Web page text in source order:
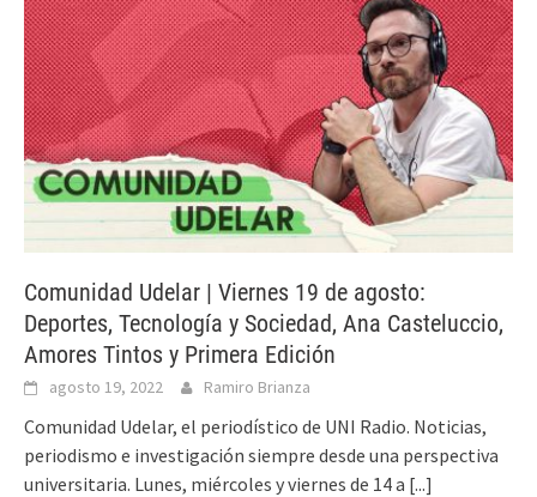
Comunidad Udelar | Viernes 19 de agosto:
Deportes, Tecnología y Sociedad, Ana Casteluccio,
Amores Tintos y Primera Edición
agosto 19, 2022 Ramiro Brianza
Comunidad Udelar, el periodístico de UNI Radio. Noticias,
periodismo e investigación siempre desde una perspectiva
universitaria. Lunes, miércoles y viernes de 14 a [...]